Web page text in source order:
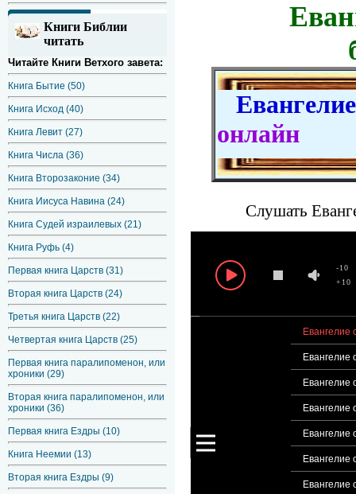
Книги Библии
читать
Читайте Книги Ветхого завета:
Книга Бытие (50)
Книга Исход (40)
Книга Левит (27)
Книга Числа (36)
Книга Второзаконие (34)
Книга Иисуса Навина (24)
Книга Судей израилевых (21)
Книга Руфь (4)
Первая книга Царств (31)
Вторая книга Царств (24)
Третья книга Царств (22)
Четвертая книга Царств (25)
Первая книга паралипоменон, или
хроники (29)
Вторая книга паралипоменон, или
хроники (36)
Первая книга Ездры (10)
Книга Неемии (13)
Вторая книга Ездры (9)
онлайн
Слушать
+10
-10
Евангелие
Евангелие
Евангелие
Евангелие
Евангелие
Евангелие
Евангелие